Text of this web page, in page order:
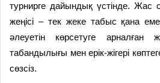
турнирге дайындық үстінде.
жеңісі – тек жеке табыс қана
әлеуетін көрсетуге
табандылығы мен ерік-жігері
сөзсіз.